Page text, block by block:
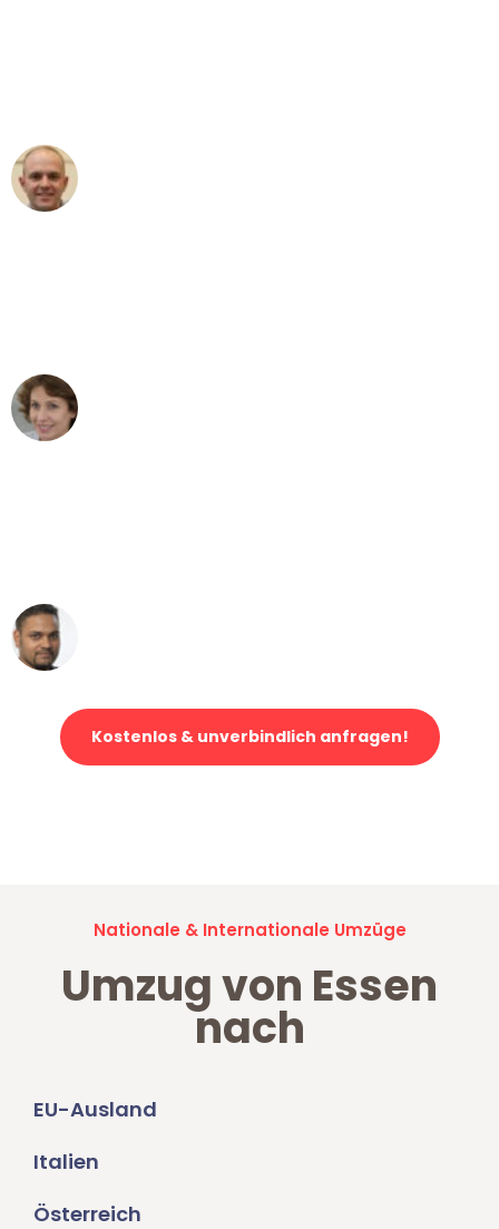
Kostenlos & unverbindlich anfragen!
Nationale & Internationale Umzüge
Umzug von Essen
nach
EU-Ausland
Italien
Österreich